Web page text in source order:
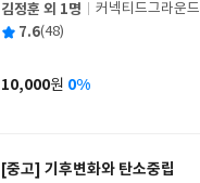
글
쓴
김정훈 외 1명
출
사
커넥티드그라운드
평 7.6(48)
가
10,000원 0%
[중고] 기후변화와 탄소중립